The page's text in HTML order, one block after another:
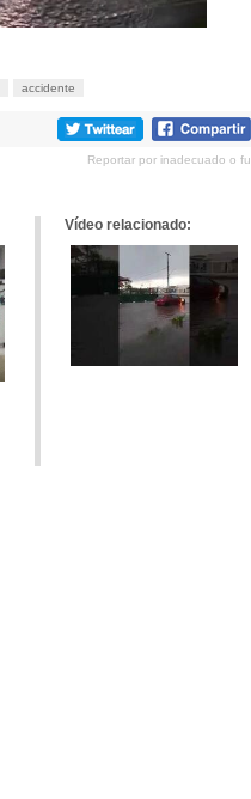
accidente
Reportar por inadecuado o
Vídeo relacionado: